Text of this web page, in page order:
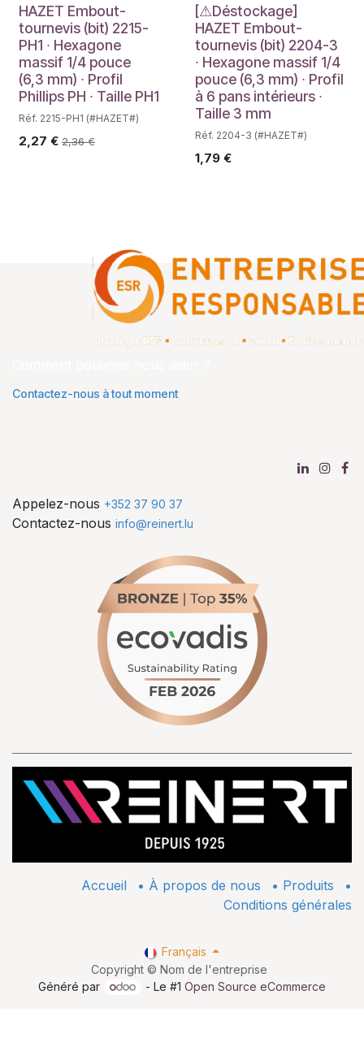
HAZET Embout-
tournevis (bit) 2215-
PH1 ∙ Hexagone
massif 1/4 pouce
(6,3 mm) ∙ Profil
Phillips PH ∙ Taille PH1
Réf. 2215-PH1 (#HAZET#)
2,27 € 2,36€
Déstockage
[⚠Déstockage]
HAZET Embout-
tournevis (bit) 2204-3
∙ Hexagone massif 1/4
pouce (6,3 mm) ∙ Profil
à 6 pans intérieurs ∙
Taille 3 mm
Réf. 2204-3 (#HAZET#)
1,79€
Contactez-nous à tout moment
Appelez-nous +352 37 90 37
Contactez-nous info@reinert.lu
Accueil • À propos de nous • ​Produits
•
Conditions générales
Copyright © Nom de l'entreprise
Français
Généré par - Le #1Open Source eCommerce